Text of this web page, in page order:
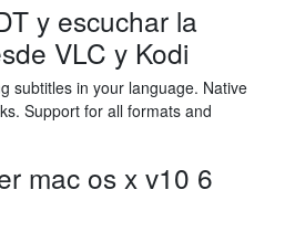
y escuchar la
VLC y Kodi
subtitles in your language. Native
Support for all formats and
mac os x v10 6